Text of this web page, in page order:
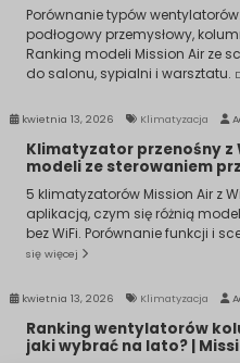
Porównanie typów
podłogowy przemysłowy,
Ranking modeli Mission Air ze
do salonu, sypialni i warsztatu.
kwietnia 13, 2026 Klimatyzacja
Klimatyzator przenośny z
modeli ze sterowaniem
5 klimatyzatorów Mission Air z
aplikacją, czym się różnią
bez WiFi. Porównanie funkcji i
się więcej
kwietnia 13, 2026 Klimatyzacja
Ranking wentylatorów
jaki wybrać na lato? |